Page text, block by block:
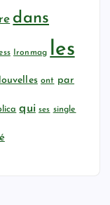
dans
Ironmag les
ont par
qui ses single